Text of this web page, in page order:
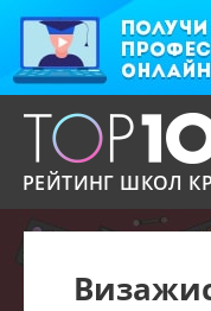
РЕЙТИНГ ШКОЛ